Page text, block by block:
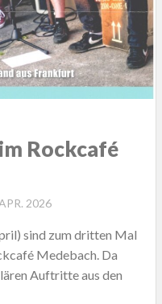
Rockcafé
2026
sind zum dritten Mal
Medebach. Da
Auftritte aus den